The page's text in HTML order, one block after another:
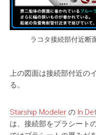
ラコタ接続部付近断
上の図面は接続部付近の
る。
Starship Modeler の In
は、接続部をプラシート